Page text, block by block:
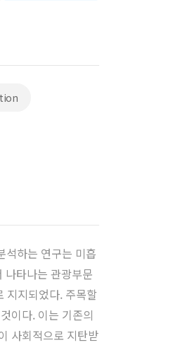
석하는 연구는 미흡
나타나는 관광부문
지지되었다. 주목할
이다. 이는 기존의
사회적으로 지탄받